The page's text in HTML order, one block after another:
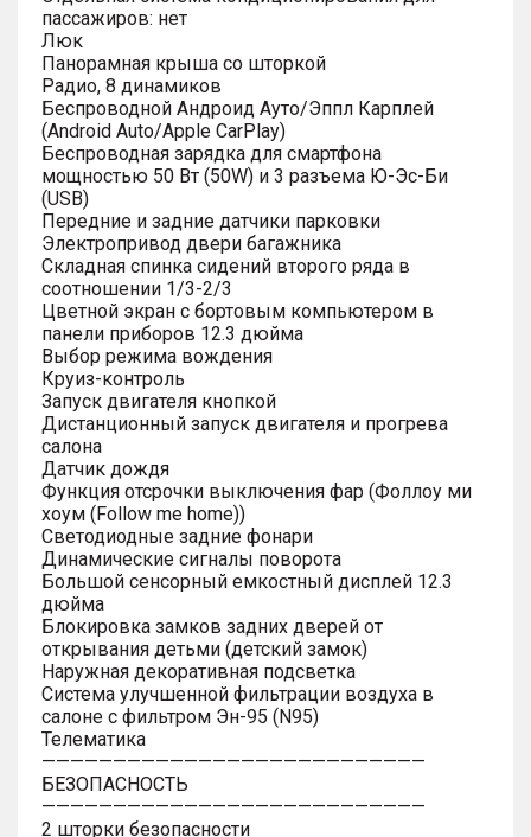
пассажиров: нет
Люк
Панорамная крыша со шторкой
Радио, 8 динамиков
Беспроводной Андроид Ауто/Эппл Карплей
(Android Auto/Apple CarPlay)
Беспроводная зарядка для смартфона
мощностью 50 Вт (50W) и 3 разъема Ю-Эс-Би
(USB)
Передние и задние датчики парковки
Электропривод двери багажника
Складная спинка сидений второго ряда в
соотношении 1/3-2/3
Цветной экран с бортовым компьютером в
панели приборов 12.3 дюйма
Выбор режима вождения
Круиз-контроль
Запуск двигателя кнопкой
Дистанционный запуск двигателя и прогрева
салона
Датчик дождя
Функция отсрочки выключения фар (Фоллоу ми
хоум (Follow me home))
Светодиодные задние фонари
Динамические сигналы поворота
Большой сенсорный емкостный дисплей 12.3
дюйма
Блокировка замков задних дверей от
открывания детьми (детский замок)
Наружная декоративная подсветка
Система улучшенной фильтрации воздуха в
салоне с фильтром Эн-95 (N95)
Телематика
———————————————————————————
БЕЗОПАСНОСТЬ
———————————————————————————
2 шторки безопасности